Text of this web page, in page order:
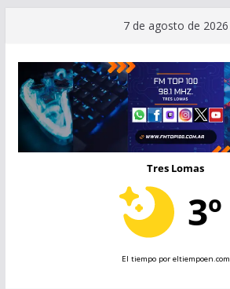
contenido
7 de agosto de 2026
Tres Lomas
3º
El tiempopor eltiempoen.com